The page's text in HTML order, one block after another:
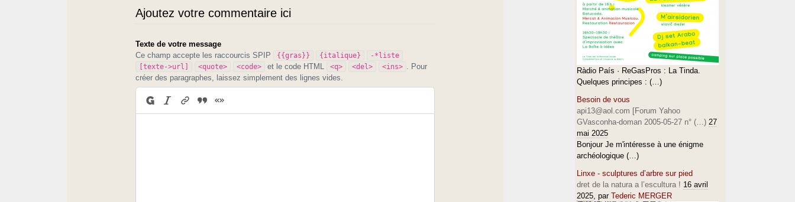
Ajoutez votre commentaire ici
Texte de votre message
Ce champ accepte les raccourcis SPIP
{{gras}} {italique}
-*liste
[texte->url]
<quote> <code> et le code HTML <q> <del> <ins>
. Pour
créer des paragraphes, laissez simplement des lignes vides.
Ràdio País · ReGasPros : La Tinda.
Quelques principes : (…)
Besoin de vous
api13@aol.com [Forum Yahoo
GVasconha-doman 2005-05-27 n° (…) 27
mai 2025
Bonjour Je m'intéresse à une énigme
archéologique (…)
Linxe - sculptures d’arbre sur pied
dret de la natura a l’escultura ! 16 avril
2025, par Tederic MERGER